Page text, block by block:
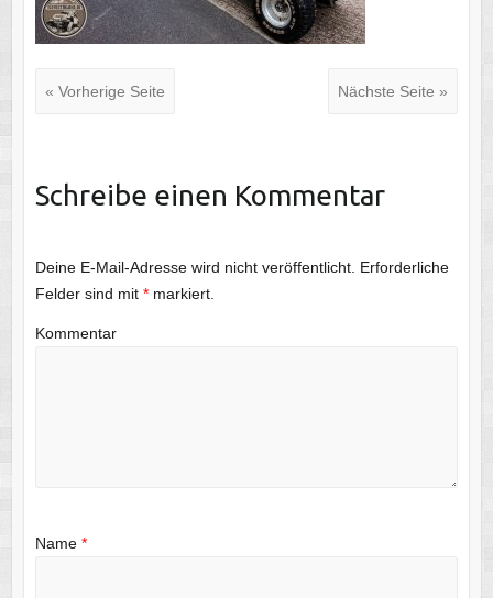
« Vorherige Seite Nächste Seite »
Schreibe einen Kommentar
Deine E-Mail-Adresse wird nicht veröffentlicht. Erforderliche
Felder sind mit *markiert.
Kommentar
Name *